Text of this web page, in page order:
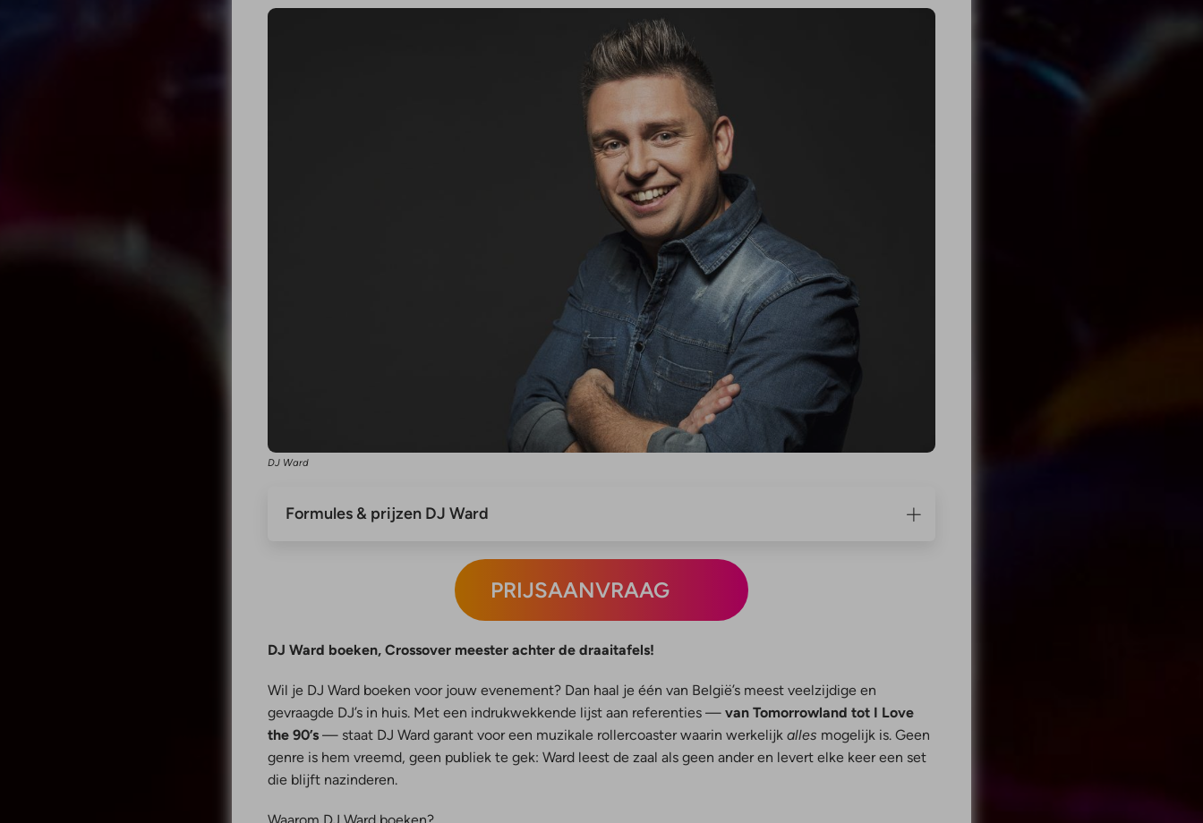
DJ Ward
Formules & prijzen DJ Ward
PRIJSAANVRAAG
DJ Ward boeken, Crossover meester achter de draaitafels!
Wil je DJ Ward boeken voor jouw evenement? Dan haal je één van België’s meest veelzijdige en
gevraagde DJ’s in huis. Met een indrukwekkende lijst aan referenties —van Tomorrowland tot I Love
the 90’s — staat DJ Ward garant voor een muzikale rollercoaster waarin werkelijkalles mogelijk is. Geen
genre is hem vreemd, geen publiek te gek: Ward leest de zaal als geen ander en levert elke keer een set
die blijft nazinderen.